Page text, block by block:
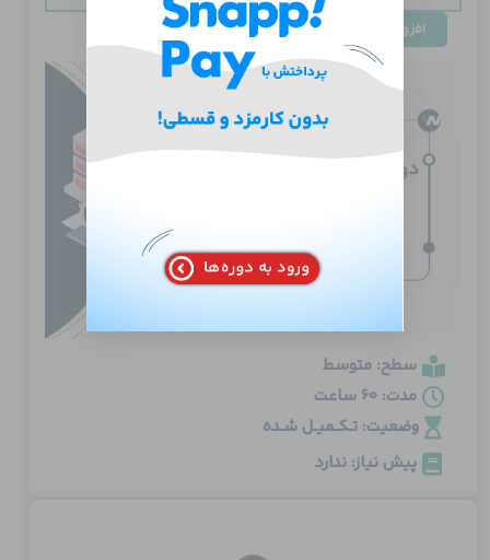
دوره
تخصصی
200-
افزودن به سبد خرید
سطح: متوسط
مدت: 60 ساعت
وضعیت: تـکـمیـل شـده
پیش نیاز: ندارد